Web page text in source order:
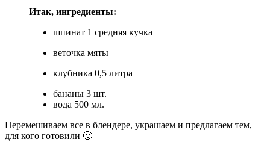
Итак, ингредиенты:
шпинат 1 средняя кучка
веточка мяты
клубника 0,5 литра
бананы 3 шт.
вода 500 мл.
Перемешиваем все в блендере, украшаем и предлагаем тем,
для кого готовили 🙂